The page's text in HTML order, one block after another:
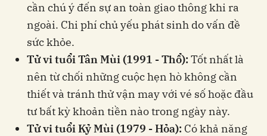
cần chú ý đến sự an toàn giao thông khi ra
ngoài. Chi phí chủ yếu phát sinh do vấn đề
sức khỏe.
Tử vi tuổi Tân Mùi (1991 - Thổ):Tốt nhất là
nên từ chối những cuộc hẹn hò không cần
thiết và tránh thử vận ​​may với vé số hoặc đầu
tư bất kỳ khoản tiền nào trong ngày này.
Tử vi tuổi Kỷ Mùi (1979 - Hỏa): Có khả năng